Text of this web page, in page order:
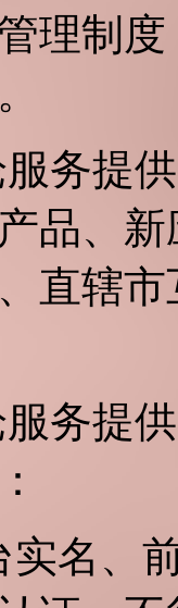
理制
务提
品、
直辖
务提
实名、